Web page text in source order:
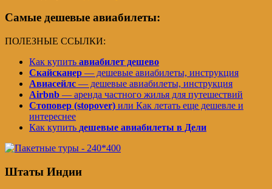
Самые дешевые авиабилеты:
ПОЛЕЗНЫЕ ССЫЛКИ:
Как купить авиабилет дешево
Скайсканер — дешевые авиабилеты, инструкция
Авиасейлс — дешевые авиабилеты, инструкция
Airbnb — аренда частного жилья для путешествий
Стоповер (stopover) или Как летать еще дешевле и
интереснее
Как купить дешевые авиабилеты в Дели
Штаты Индии